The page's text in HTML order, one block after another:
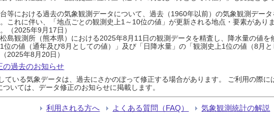
等における過去の気象観測データについて、過去（1960年以前）の気象観測デー
これに伴い、「地点ごとの観測史上1～10位の値」が更新される地点・要素があり
（2025年9月17日）
島観測所（熊本県）における2025年8月11日の観測データを精査し、降水量の値
1位の値（通年及び8月としての値）」及び「日降水量」の「観測史上1位の値（8月
2025年8月20日）
の過去のお知らせ
ている気象データは、過去にさかのぼって修正する場合があります。 ご利用の際
ついては、データ修正のお知らせに掲載します。
利用される方へ よくある質問（FAQ） 気象観測統計の解説